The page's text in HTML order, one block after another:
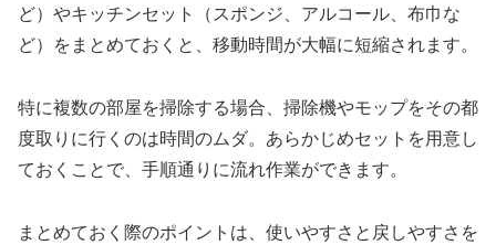
ど）やキッチンセット（スポンジ、アルコール、布巾な
ど）をまとめておくと、移動時間が大幅に短縮されます。
特に複数の部屋を掃除する場合、掃除機やモップをその都
度取りに行くのは時間のムダ。あらかじめセットを用意し
ておくことで、手順通りに流れ作業ができます。
まとめておく際のポイントは、使いやすさと戻しやすさを